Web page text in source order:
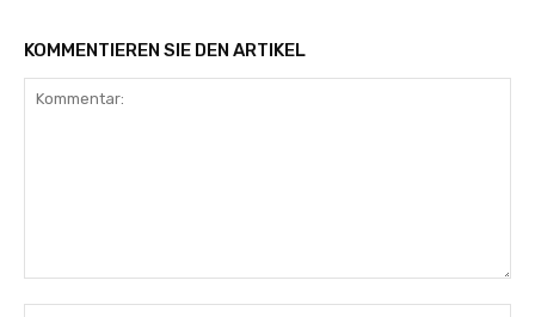
KOMMENTIEREN SIE DEN ARTIKEL